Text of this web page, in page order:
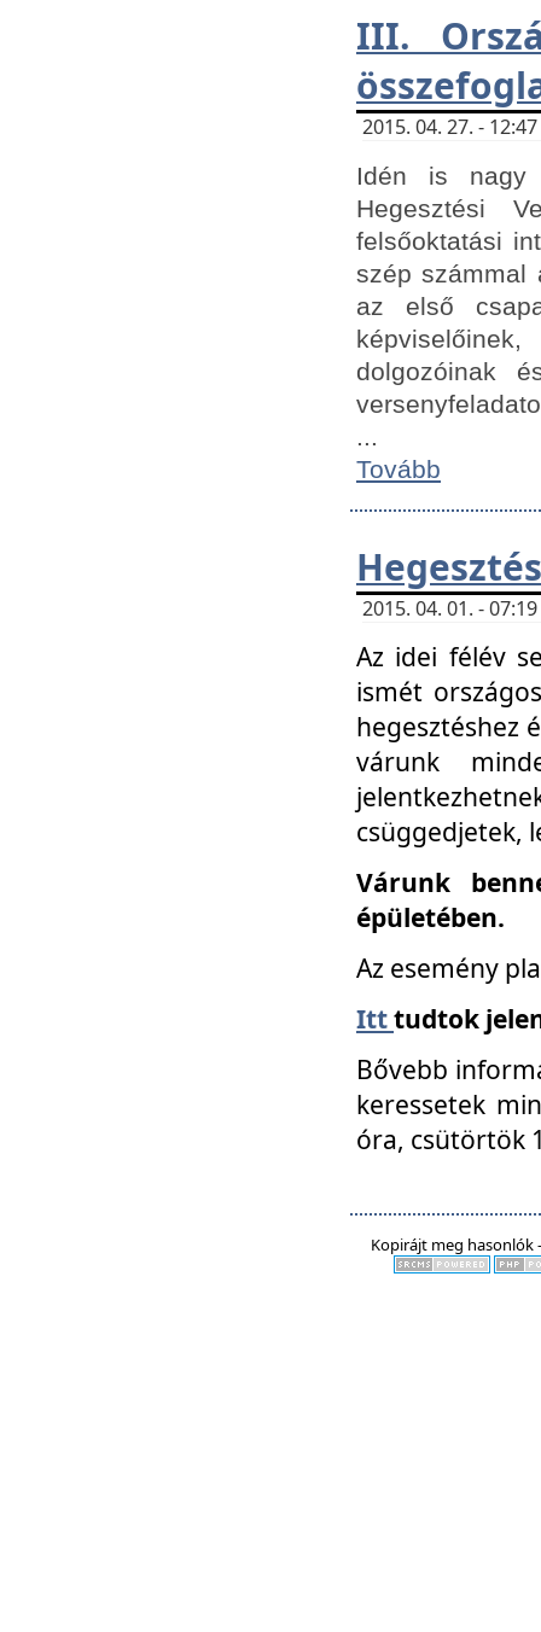
III.
2015. 04. 27. -
Idén is nagy
Hegesztési
felsőoktatási
szép számmal
az első
dolgozóinak
...
Tovább
2015. 04. 01. -
Az idei félév
ismét
hegesztéshez
várunk
csüggedjetek,
Várunk
épületében.
Az esemény
Itttudtok
Bővebb
keressetek
óra, csütörtök
Kopirájt meg hasonlók